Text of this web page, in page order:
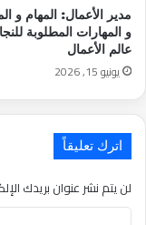
مدير الأعمال: المهام و
و المهارات المطلوبة
عالم الأعمال
يونيو 15, 2026
اترك تعليقاً
لن يتم نشر عنوان بريدك